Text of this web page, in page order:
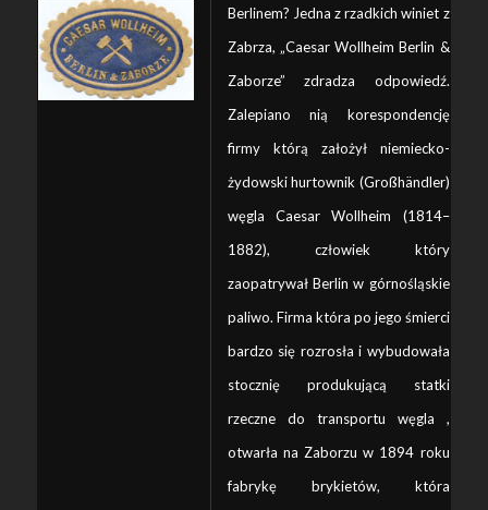
Berlinem? Jedna z rzadkich winiet z
Zabrza, „Caesar Wollheim Berlin &
Zaborze” zdradza odpowiedź.
Zalepiano nią korespondencję
firmy którą założył niemiecko-
żydowski hurtownik (Großhändler)
węgla Caesar Wollheim (1814–
1882), człowiek który
zaopatrywał Berlin w górnośląskie
paliwo. Firma która po jego śmierci
bardzo się rozrosła i wybudowała
stocznię produkującą statki
rzeczne do transportu węgla ,
otwarła na Zaborzu w 1894 roku
fabrykę ​brykietów, która